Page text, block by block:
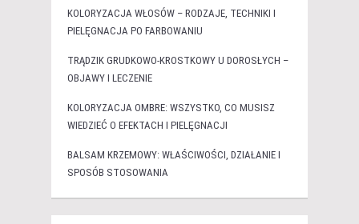
KOLORYZACJA WŁOSÓW – RODZAJE, TECHNIKI I
PIELĘGNACJA PO FARBOWANIU
TRĄDZIK GRUDKOWO-KROSTKOWY U DOROSŁYCH –
OBJAWY I LECZENIE
KOLORYZACJA OMBRE: WSZYSTKO, CO MUSISZ
WIEDZIEĆ O EFEKTACH I PIELĘGNACJI
BALSAM KRZEMOWY: WŁAŚCIWOŚCI, DZIAŁANIE I
SPOSÓB STOSOWANIA